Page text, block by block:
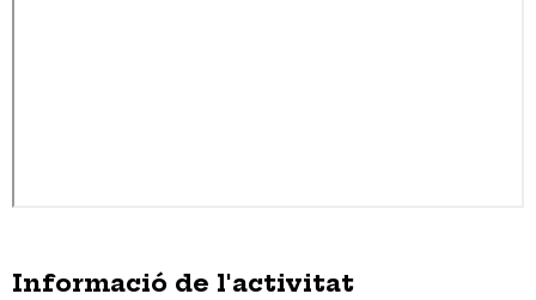
Informació de l'activitat